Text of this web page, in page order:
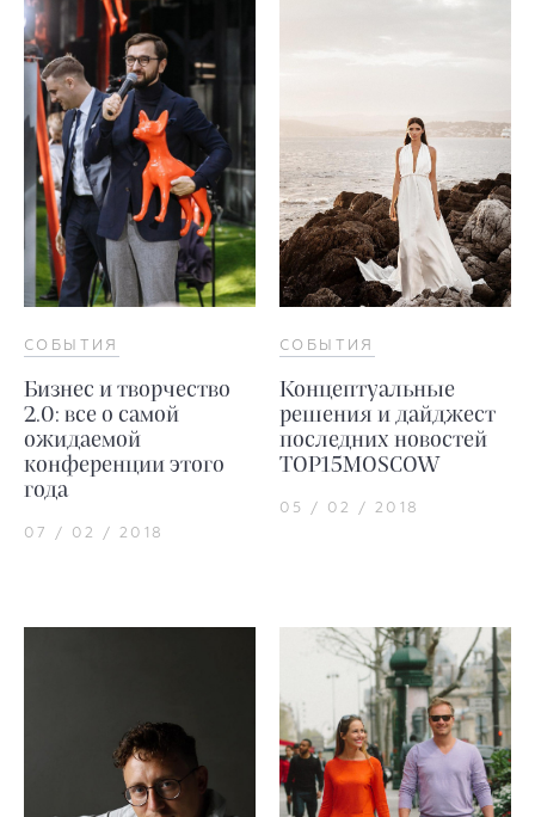
СОБЫТИЯ
Бизнес и творчество
2.0: все о самой
ожидаемой
конференции этого
года
07 / 02 / 2018
СОБЫТИЯ
Концептуальные
решения и дайджест
последних новостей
TOP15MOSCOW
05 / 02 / 2018